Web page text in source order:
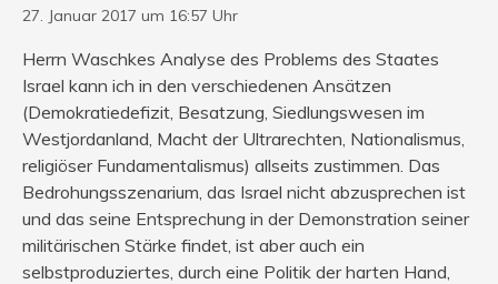
27. Januar 2017 um 16:57 Uhr
Herrn Waschkes Analyse des Problems des Staates
Israel kann ich in den verschiedenen Ansätzen
(Demokratiedefizit, Besatzung, Siedlungswesen im
Westjordanland, Macht der Ultrarechten, Nationalismus,
religiöser Fundamentalismus) allseits zustimmen. Das
Bedrohungsszenarium, das Israel nicht abzusprechen ist
und das seine Entsprechung in der Demonstration seiner
militärischen Stärke findet, ist aber auch ein
selbstproduziertes, durch eine Politik der harten Hand,